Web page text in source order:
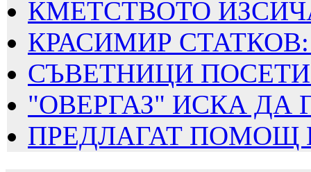
КМЕТСТВОТО
КРАСИМИР
СЪВЕТНИЦИ
"ОВЕРГАЗ" ИСКА ДА
ПРЕДЛАГАТ ПОМОЩ